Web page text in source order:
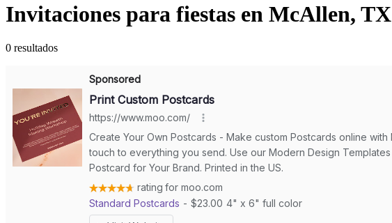
Invitaciones para fiestas en McAllen, TX
0 resultados